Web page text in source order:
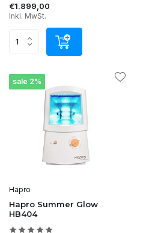
€1.899,00
Inkl. MwSt.
sale 2%
Hapro
Hapro Summer Glow
HB404